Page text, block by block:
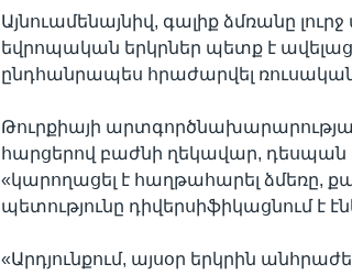
Այնուամենայնիվ, գալիք ձմռանը
եվրոպական երկրներ պետք է
ընդհանրապես հրաժարվել
Թուրքիայի
հարցերով բաժնի ղեկավար, դեսպան
«կարողացել է հաղթահարել ձմեռը,
պետությունը դիվերսիֆիկացնում է
«Արդյունքում, այսօր երկրին